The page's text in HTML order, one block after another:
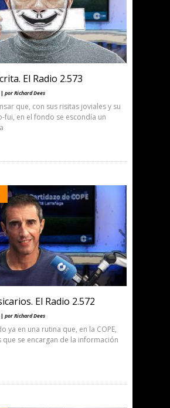
El Radio 2.573
por Richard Dees
que, con sus risitas joviales y su
fui, en el fondo se escondía un
El Radio 2.572
por Richard Dees
ya en una rutina que, en la COPE,
se encargan de la información